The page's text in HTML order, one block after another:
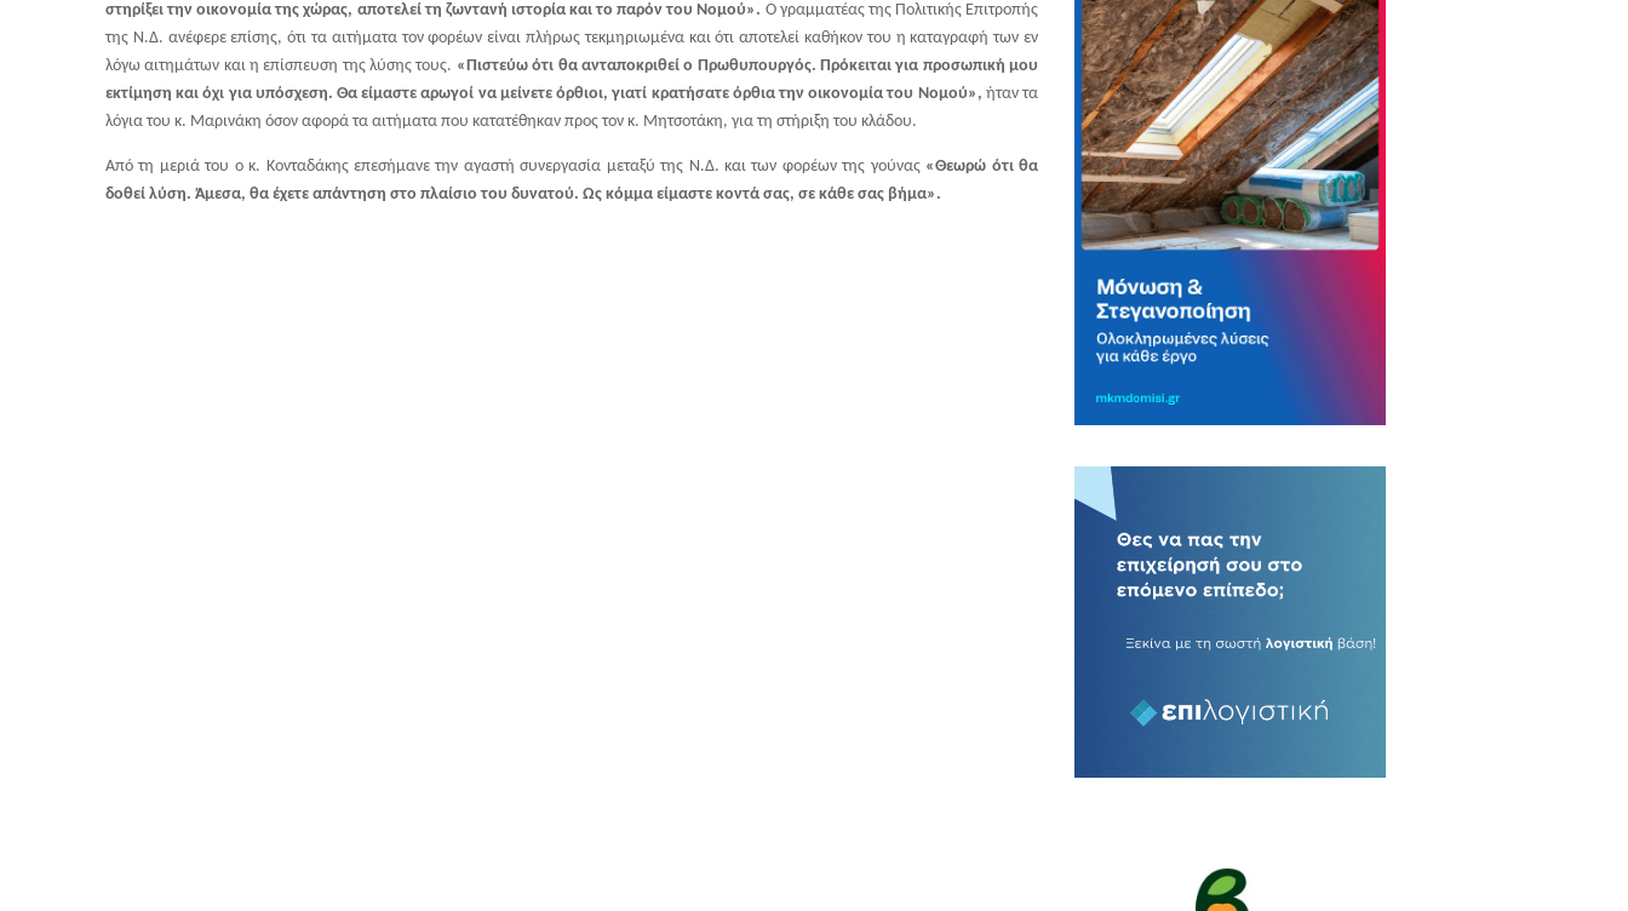
στηρίξει την οικονομία της χώρας, αποτελεί τη ζωντανή ιστορία και το παρόν του Νομού». Ο γραμματέας της Πολιτικής Επιτροπής
της Ν.Δ. ανέφερε επίσης, ότι τα αιτήματα τον φορέων είναι πλήρως τεκμηριωμένα και ότι αποτελεί καθήκον του η καταγραφή των εν
λόγω αιτημάτων και η επίσπευση της λύσης τους. «Πιστεύω ότι θα ανταποκριθεί ο Πρωθυπουργός. Πρόκειται για προσωπική μου
εκτίμηση και όχι για υπόσχεση. Θα είμαστε αρωγοί να μείνετε όρθιοι, γιατί κρατήσατε όρθια την οικονομία του Νομού», ήταν τα
λόγια του κ. Μαρινάκη όσον αφορά τα αιτήματα που κατατέθηκαν προς τον κ. Μητσοτάκη, για τη στήριξη του κλάδου.
Από τη μεριά του ο κ. Κονταδάκης επεσήμανε την αγαστή συνεργασία μεταξύ της Ν.Δ. και των φορέων της γούνας «Θεωρώ ότι θα
δοθεί λύση. Άμεσα, θα έχετε απάντηση στο πλαίσιο του δυνατού. Ως κόμμα είμαστε κοντά σας, σε κάθε σας βήμα».